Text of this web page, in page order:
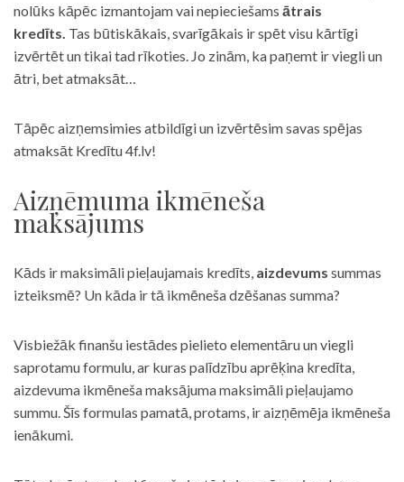
nolūks kāpēc izmantojam vai nepieciešams ātrais
kredīts. Tas būtiskākais, svarīgākais ir spēt visu kārtīgi
izvērtēt un tikai tad rīkoties. Jo zinām, ka paņemt ir viegli un
ātri, bet atmaksāt…
Tāpēc aizņemsimies atbildīgi un izvērtēsim savas spējas
atmaksāt Kredītu 4f.lv!
Aizņēmuma ikmēneša
maksājums
Kāds ir maksimāli pieļaujamais kredīts, aizdevums summas
izteiksmē? Un kāda ir tā ikmēneša dzēšanas summa?
Visbiežāk finanšu iestādes pielieto elementāru un viegli
saprotamu formulu, ar kuras palīdzību aprēķina kredīta,
aizdevuma ikmēneša maksājuma maksimāli pieļaujamo
summu. Šīs formulas pamatā, protams, ir aizņēmēja ikmēneša
ienākumi.